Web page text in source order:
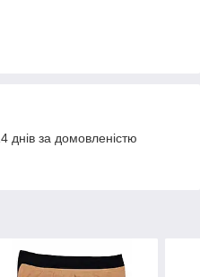
днів за домовленістю